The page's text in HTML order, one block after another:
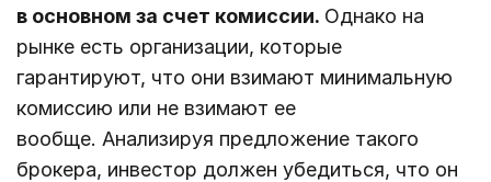
в основном за счет комиссии. Однако на
рынке есть организации, которые
гарантируют, что они взимают минимальную
комиссию или не взимают ее
вообще. Анализируя предложение такого
брокера, инвестор должен убедиться, что он